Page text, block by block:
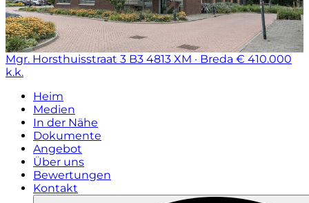
Mgr. Horsthuisstraat 3 B3 4813 XM · Breda € 410.000
k.k.
Heim
Medien
In der Nähe
Dokumente
Angebot
Über uns
Bewertungen
Kontakt